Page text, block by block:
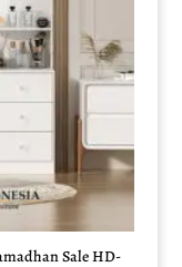
Sale HD-